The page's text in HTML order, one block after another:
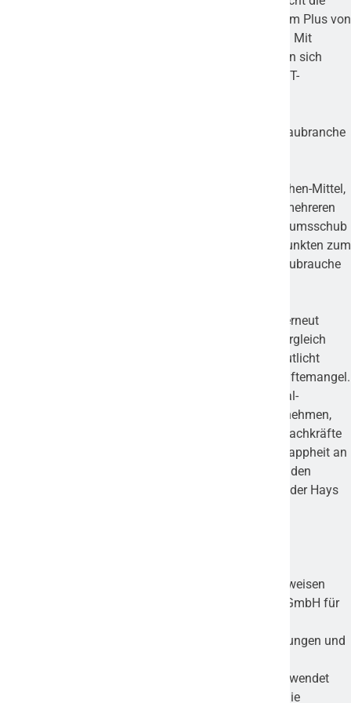
erhöhte Suche nach IT Security-Spezialisten mit einem Plus von
102 Prozentpunkten zum Vorquartal deutlich heraus. Mit
Wachstumswerten um die 50 Prozentpunkte bewegen sich
Positionen wie Software-Entwickler, IT-Architekt und IT-
Industrieübergreifende Zuwächse: IT-, Finanz-, und Baubranche
Betrachtet man die Nachfrage-Entwicklung im Branchen-Mittel,
fällt auf, dass die Zahl der Stellengesuche gleich in mehreren
Branchen stark angestiegen ist. Den größten Wachstumsschub
zeigt die IT-Branche mit einem Plus von 83 Prozentpunkten zum
Vorquartal. Gefolgt von der Finanz-, (+62 PP) und Baubrauche
„Die Auswertung des ersten Quartals 2022 mit dem erneut
deutlichen Anstieg an Stellenausschreibungen im Vergleich
zum Vorquartal und einem neuen Rekordhoch verdeutlicht
einmal mehr den sich weiter verschärfenden Fachkräftemangel.
Die geradezu explodierende Nachfrage nach Personal-
Expertinnen und -Experten zeigt den Druck der Unternehmen,
ihre HR-Abteilung aufzustocken, um die benötigten Fachkräfte
zu rekrutieren und auch langfristig zu binden. Die Knappheit an
Fachkräften wird mehr und mehr zum Bottleneck für den
Unternehmenserfolg,“ resümiert Dirk Hahn, Vorstand der Hays
Der Hays-Fachkräfte-Index basiert auf einer quartalsweisen
Auswertung der index Internet und Mediaforschung GmbH für
meistfrequentierten Online-Jobbörsen, der Tageszeitungen und
vereinfachten Lesbarkeit nur die männliche Form verwendet
wird, sind grundsätzlich alle Geschlechter gemeint. Die